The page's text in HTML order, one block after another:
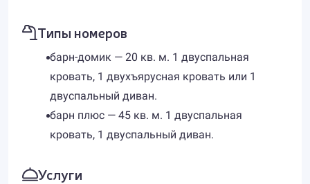
Типы номеров
барн-домик — 20 кв. м. 1 двуспальная
кровать, 1 двухъярусная кровать или 1
двуспальный диван.
барн плюс — 45 кв. м. 1 двуспальная
кровать, 1 двуспальный диван.
Услуги